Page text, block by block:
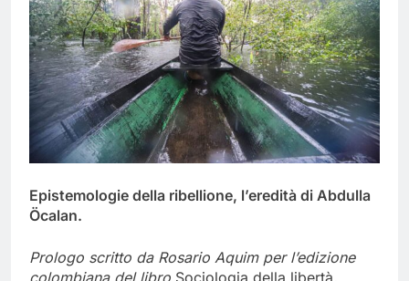
Epistemologie della ribellione, l’eredità di Abdulla
Öcalan.
Prologo scritto da Rosario Aquim per l’edizione